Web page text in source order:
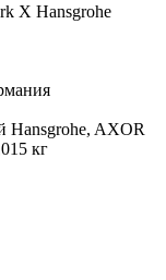
X Hansgrohe
Hansgrohe, AXOR
кг